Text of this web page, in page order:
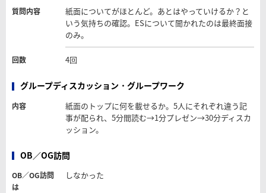
質問内容
紙面についてがほとんど。あとはやっていけるか？と
いう気持ちの確認。ESについて聞かれたのは最終面接
のみ。
回数 4回
グループディスカッション・グループワーク
内容
紙面のトップに何を載せるか。5人にそれぞれ違う記
事が配られ、5分間読む→1分プレゼン→30分ディスカ
ッション。
OB／OG訪問
OB／OG訪問
は
しなかった